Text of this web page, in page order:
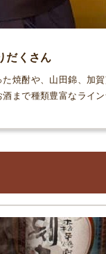
だくさん
焼酎や、山田錦、加
まで種類豊富なライ